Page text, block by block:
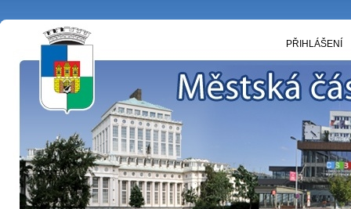
PŘIHLÁŠENÍ